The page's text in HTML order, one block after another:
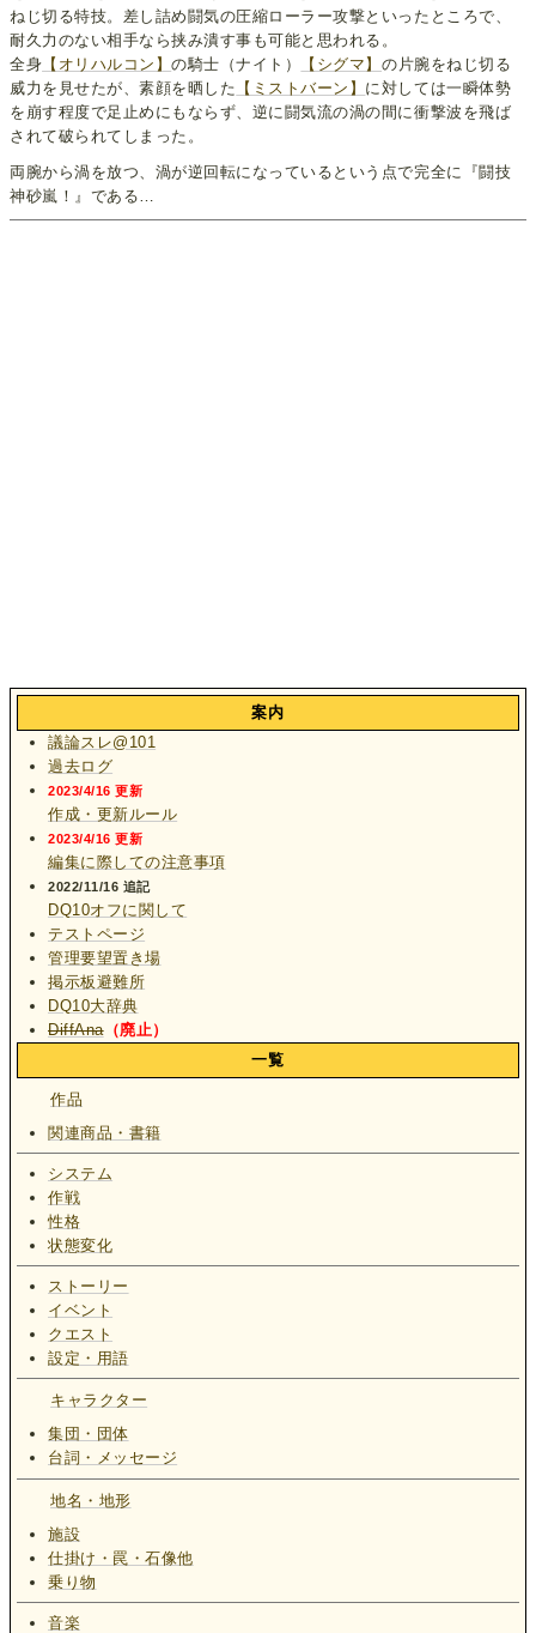
ねじ切る特技。差し詰め闘気の圧縮ローラー攻撃といったところで、
耐久力のない相手なら挟み潰す事も可能と思われる。
全身 【オリハルコン】の騎士（ナイト） 【シグマ】 の片腕をねじ切る
威力を見せたが、素顔を晒した 【ミストバーン】 に対しては一瞬体勢
を崩す程度で足止めにもならず、逆に闘気流の渦の間に衝撃波を飛ば
されて破られてしまった。
両腕から渦を放つ、渦が逆回転になっているという点で完全に『闘技
神砂嵐！』である…
案内
議論スレ@101
過去ログ
2023/4/16 更新
作成・更新ルール
2023/4/16 更新
編集に際しての注意事項
2022/11/16 追記
DQ10オフに関して
テストページ
管理要望置き場
掲示板避難所
DQ10大辞典
DiffAna（廃止）
一覧
作品
関連商品・書籍
システム
作戦
性格
状態変化
ストーリー
イベント
クエスト
設定・用語
キャラクター
集団・団体
台詞・メッセージ
地名・地形
施設
仕掛け・罠・石像他
乗り物
音楽